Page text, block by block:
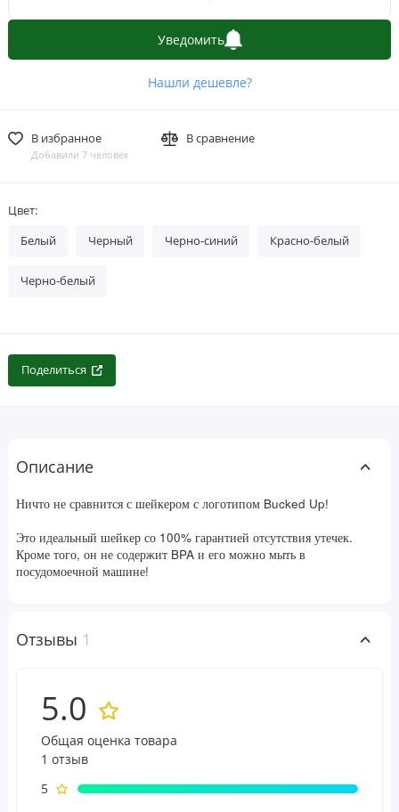
Уведомить
Нашли дешевле?
В избранное
Добавили 7 человек
В сравнение
Цвет:
Белый Черный Черно-синий Красно-белый
Черно-белый
Поделиться
Описание
Ничто не сравнится с шейкером с логотипом Bucked Up!
Это идеальный шейкер со 100% гарантией отсутствия утечек.
Кроме того, он не содержит BPA и его можно мыть в
посудомоечной машине!
Отзывы 1
5.0
Общая оценка товара
1 отзыв
5